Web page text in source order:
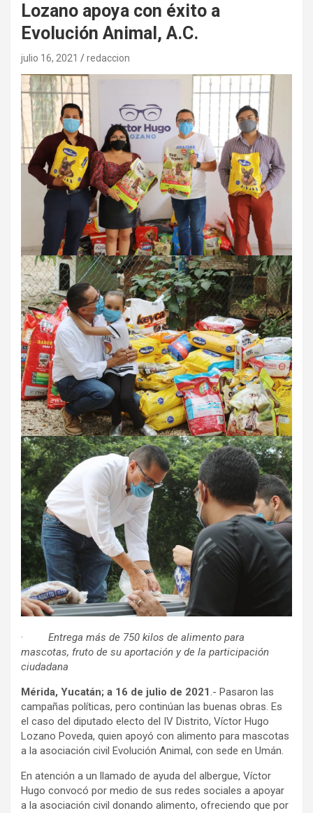
Lozano apoya con éxito a
Evolución Animal, A.C.
julio 16, 2021 redaccion
· Entrega más de 750 kilos de alimento para
mascotas, fruto de su aportación y de la participación
ciudadana
Mérida, Yucatán; a 16 de julio de 2021.- Pasaron las
campañas políticas, pero continúan las buenas obras. Es
el caso del diputado electo del IV Distrito, Víctor Hugo
Lozano Poveda, quien apoyó con alimento para mascotas
a la asociación civil Evolución Animal, con sede en Umán.
En atención a un llamado de ayuda del albergue, Víctor
Hugo convocó por medio de sus redes sociales a apoyar
a la asociación civil donando alimento, ofreciendo que por